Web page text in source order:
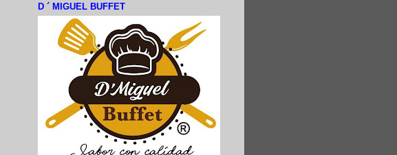
D ´ MIGUEL BUFFET